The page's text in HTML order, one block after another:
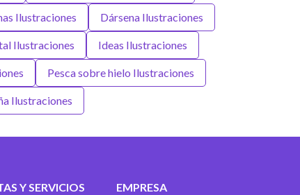
Ilustraciones Dársena Ilustraciones
Ilustraciones Ideas Ilustraciones
Pesca sobre hielo Ilustraciones
Ilustraciones
Y SERVICIOS EMPRESA